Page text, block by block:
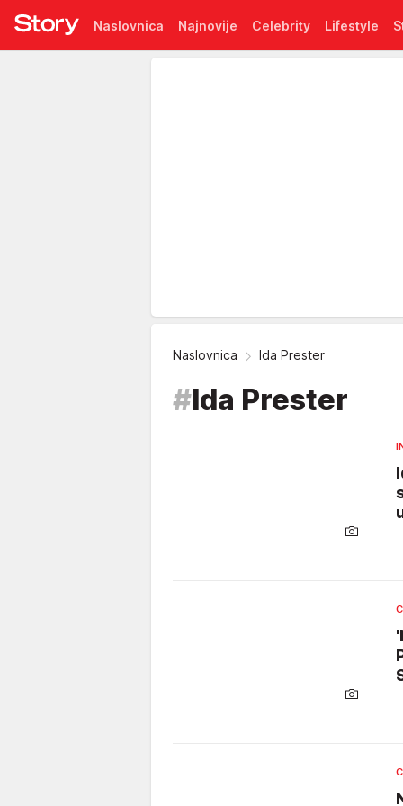
Naslovnica Najnovije Celebrity Lifestyle
Naslovnica Ida Prester
#Ida Prester